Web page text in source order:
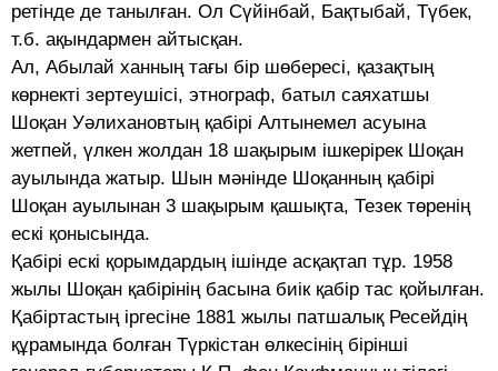
ретінде де танылған. Ол Сүйінбай, Бақтыбай, Түбек,
т.б. ақындармен айтысқан.
Ал, Абылай ханның тағы бір шөбересі, қазақтың
көрнекті зертеушісі, этнограф, батыл саяхатшы
Шоқан Уәлихановтың қабiрi Алтынемел асуына
жетпей, үлкен жолдан 18 шақырым iшкерiрек Шоқан
ауылында жатыр. Шын мәнiнде Шоқанның қабiрi
Шоқан ауылынан 3 шақырым қашықта, Тезек төренiң
ескi қонысында.
Қабiрi ескi қорымдардың iшiнде асқақтап тұр. 1958
жылы Шоқан қабiрiнiң басына биiк қабiр тас қойылған.
Қабіртастың іргесіне 1881 жылы патшалық Ресейдiң
құрамында болған Түркiстан өлкесiнiң бiрiншi